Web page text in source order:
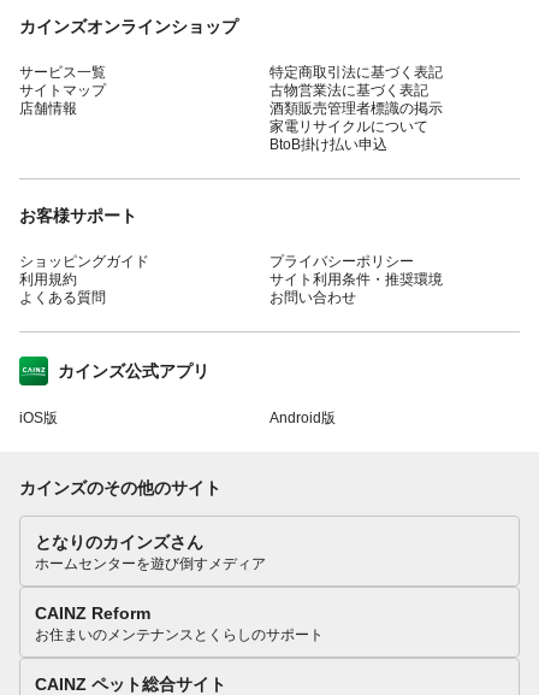
カインズオンラインショップ
サービス一覧
サイトマップ
店舗情報
特定商取引法に基づく表記
古物営業法に基づく表記
酒類販売管理者標識の掲示
家電リサイクルについて
BtoB掛け払い申込
お客様サポート
ショッピングガイド
利用規約
よくある質問
プライバシーポリシー
サイト利用条件・推奨環境
お問い合わせ
カインズ公式アプリ
iOS版 Android版
カインズのその他のサイト
となりのカインズさん
ホームセンターを遊び倒すメディア
CAINZ Reform
お住まいのメンテナンスとくらしのサポート
CAINZ ペット総合サイト